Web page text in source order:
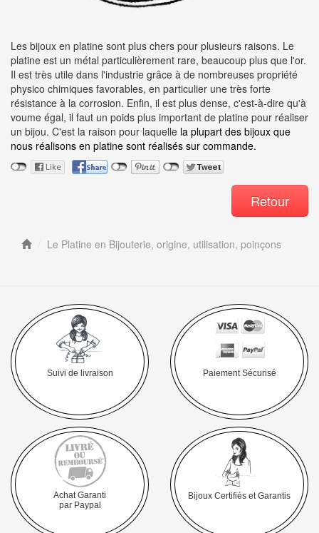
Les bijoux en platine sont plus chers pour plusieurs raisons. Le
platine est un métal particulièrement rare, beaucoup plus que l'or.
Il est très utile dans l'industrie grâce à de nombreuses propriété
physico chimiques favorables, en particulier une très forte
résistance à la corrosion. Enfin, il est plus dense, c'est-à-dire qu'à
voume égal, il faut un poids plus important de platine pour réaliser
un bijou. C'est la raison pour laquelle la plupart des bijoux que
nous réalisons en platine sont réalisés sur commande.
Retour
Le Platine en Bijouterie, origine, utilisation, poinçons
Suivi de livraison Paiement Sécurisé
Achat Garanti
par Paypal
Bijoux Certifiés et Garantis